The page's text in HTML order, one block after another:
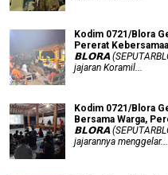
Kodim 0721/Blora
Pererat
𝗕𝗟𝗢𝗥𝗔
jajaran Koramil...
Kodim 0721/Blora
Bersama Warga,
𝗕𝗟𝗢𝗥𝗔
jajarannya menggelar...